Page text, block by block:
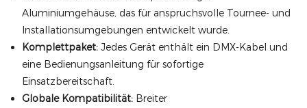
Aluminiumgehäuse, das für anspruchsvolle Tournee- und
Installationsumgebungen entwickelt wurde.
Komplettpaket:Jedes Gerät enthält ein DMX-Kabel und
eine Bedienungsanleitung für sofortige
Einsatzbereitschaft.
Globale Kompatibilität:Breiter